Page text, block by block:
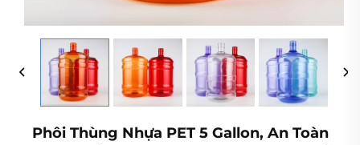
Phôi Thùng Nhựa PET 5 Gallon, An Toàn